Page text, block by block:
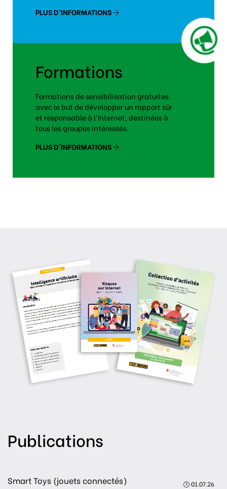
PLUS D’INFORMATIONS
Formations
Formations de sensibilisation gratuites
avec le but de développer un rapport sûr
et responsable à l’Internet, destinées à
tous les groupes intéressés.
PLUS D'INFORMATIONS
Publications
Smart Toys (jouets connectés) 01.07.26